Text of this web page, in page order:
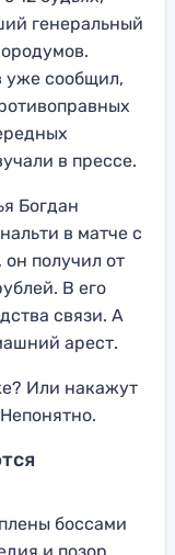
генеральный
уже сообщил,
в прессе.
Богдан
в матче с
получил от
В его
связи. А
арест.
Или накажут
боссами